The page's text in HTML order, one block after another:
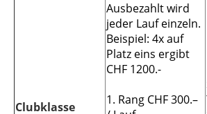
Clubklasse
Ausbezahlt wird
jeder Lauf einzeln.
Beispiel: 4x auf
Platz eins ergibt
CHF 1200.-
1. Rang CHF 300.–